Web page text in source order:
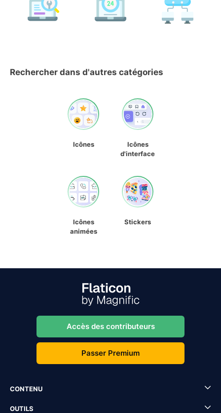
Rechercher dans d'autres catégories
Icônes
Icônes
d'interface
Icônes
animées
Stickers
Accès des contributeurs
Passer Premium
CONTENU
OUTILS